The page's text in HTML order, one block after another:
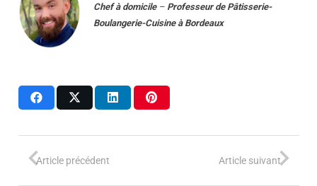
Chef à domicile– Professeur de Pâtisserie-
Boulangerie-Cuisine à Bordeaux
Article précédent Article suivant